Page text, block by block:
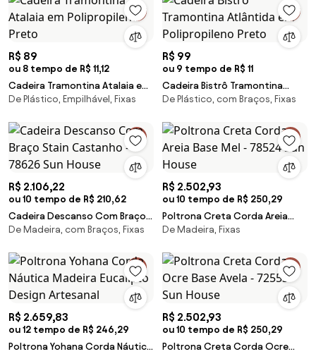
R$ 89
ou 8 tempo de R$ 11,12
Cadeira Tramontina Atalaia em
Polipropileno Preto
De Plástico, Empilhável, Fixas
R$ 99
ou 9 tempo de R$ 11
Cadeira Bistrô Tramontina
Atlântida em Polipropileno
De Plástico, com Braços, Fixas
R$ 2.106,22
ou 10 tempo de R$ 210,62
Cadeira Descanso Com Braço
Stain Castanho - 78626 Sun
De Madeira, com Braços, Fixas
R$ 2.502,93
ou 10 tempo de R$ 250,29
Poltrona Creta Corda Areia
Base Mel - 78524 Sun House
De Madeira, Fixas
R$ 2.659,83
ou 12 tempo de R$ 246,29
Poltrona Yohana Corda Náutica
R$ 2.502,93
ou 10 tempo de R$ 250,29
Poltrona Creta Corda Ocre